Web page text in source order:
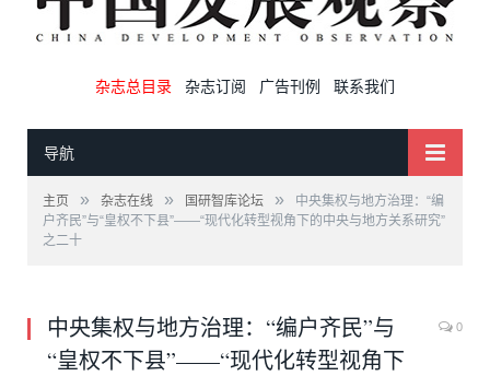
杂志总目录 杂志订阅 广告刊例 联系我们
导航
主页 » 杂志在线 » 国研智库论坛 »
中央集权与地方治理：“编
户齐民”与“皇权不下县”——“现代化转型视角下的中央与地方关系研究”
之二十
中央集权与地方治理：“编户齐民”与
“皇权不下县”——“现代化转型视角下
0